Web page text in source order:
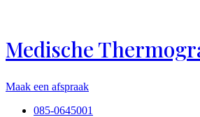
inhoud
Medische
Maak een afspraak
085-0645001